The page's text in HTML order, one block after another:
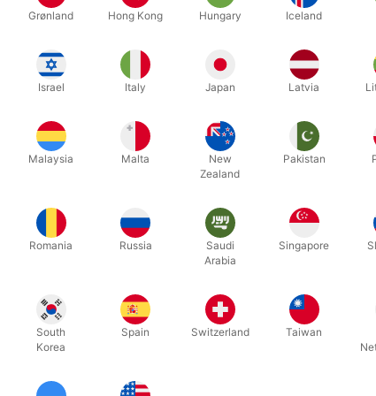
Relaterede produkter
PLAY ROLA BOLA
PX3ST
PX3
Grønland Hong Kong Hungary Iceland
Israel Italy Japan Latvia
Malaysia Malta
New
Zealand
Pakistan
Romania Russia
Saudi
Arabia
Singapore
South
Korea
Spain Switzerland Taiwan